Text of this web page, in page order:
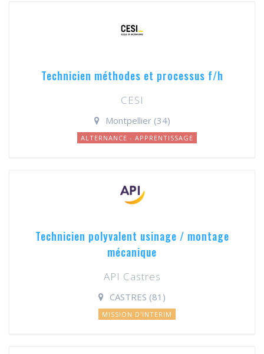
Technicien méthodes et processus f/h
CESI
Montpellier (34)
ALTERNANCE - APPRENTISSAGE
Technicien polyvalent usinage / montage
mécanique
API Castres
CASTRES (81)
MISSION D'INTERIM